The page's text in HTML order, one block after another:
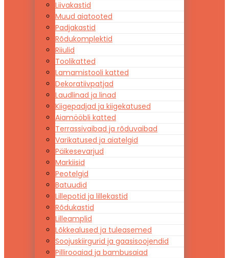
Liivakastid
Muud aiatooted
Padjakastid
Rõdukomplektid
Riiulid
Toolikatted
Lamamistooli katted
Dekoratiivpatjad
Laudlinad ja linad
Kiigepadjad ja kiigekatused
Aiamööbli katted
Terrassivaibad ja rõduvaibad
Varikatused ja aiatelgid
Päikesevarjud
Markiisid
Peotelgid
Batuudid
Lillepotid ja lillekastid
Rõdukastid
Lilleamplid
Lõkkealused ja tuleasemed
Soojuskiirgurid ja gaasisoojendid
Pillirooaiad ja bambusaiad